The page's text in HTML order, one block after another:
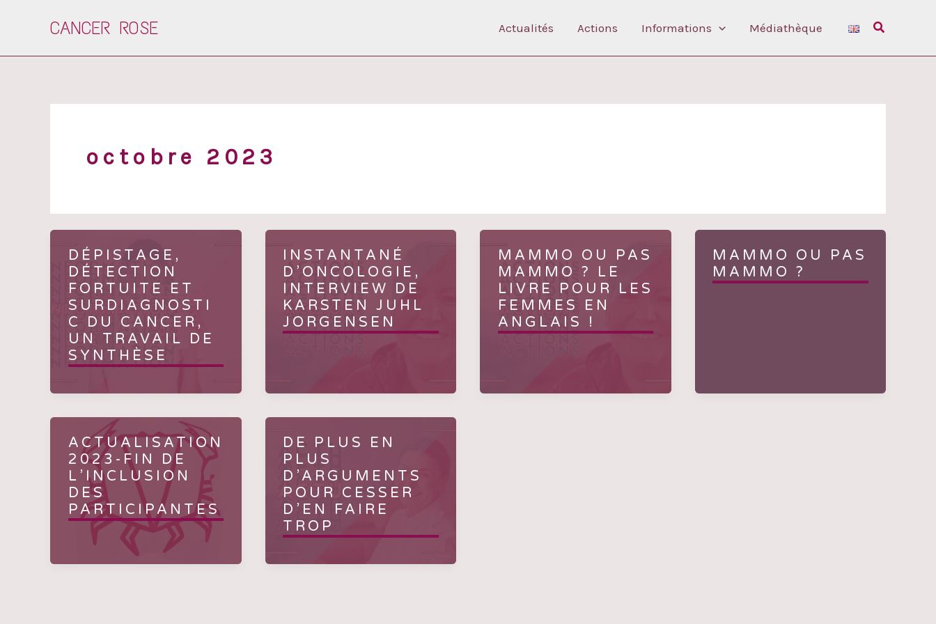
CANCER ROSE Actualités Actions Informations Médiathèque Rechercher
octobre 2023
DÉPISTAGE,
DÉTECTION
FORTUITE ET
SURDIAGNOSTI
C DU CANCER,
UN TRAVAIL DE
SYNTHÈSE
INSTANTANÉ
D’ONCOLOGIE,
INTERVIEW DE
KARSTEN JUHL
JORGENSEN
MAMMO OU PAS
MAMMO ? LE
LIVRE POUR LES
FEMMES EN
ANGLAIS !
MAMMO OU PAS
MAMMO ?
ACTUALISATION
2023-FIN DE
L’INCLUSION
DES
PARTICIPANTES
DE PLUS EN
PLUS
D’ARGUMENTS
POUR CESSER
D’EN FAIRE
TROP